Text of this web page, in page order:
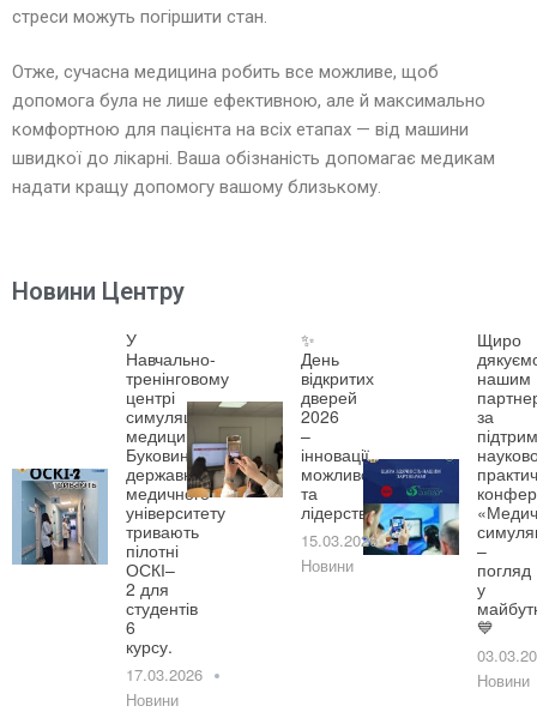
стреси можуть погіршити стан.
Отже, сучасна медицина робить все можливе, щоб
допомога була не лише ефективною, але й максимально
комфортною для пацієнта на всіх етапах — від машини
швидкої до лікарні. Ваша обізнаність допомагає медикам
надати кращу допомогу вашому близькому.
Новини Центру
У
Навчально-
тренінговому
центрі
симуляційної
медицини
Буковинського
державного
медичного
університету
тривають
пілотні
ОСКІ–
2 для
студентів
6
курсу.
17.03.2026
Новини
✨
День
відкритих
дверей
2026
–
інновації,
можливості
та
лідерство!
15.03.2026
Новини
Щиро
нашим
за
–
погляд
у
💙
Новини